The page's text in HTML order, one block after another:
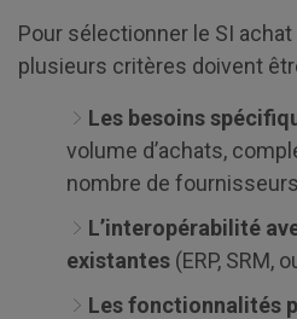
Pour sélectionner le SI
plusieurs critères doivent
Les besoins
volume d’achats,
nombre de
L’interopérabilité
existantes (ERP, SRM,
Les fonctionnalités